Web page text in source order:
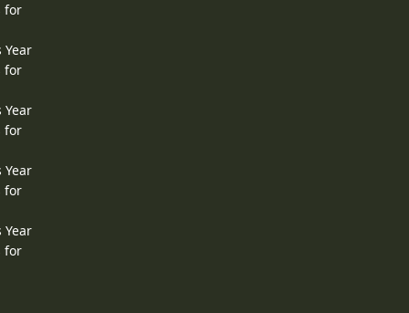
for
Year
for
Year
for
Year
for
Year
for